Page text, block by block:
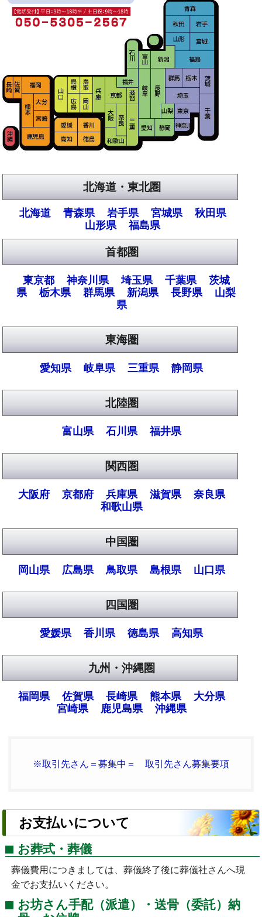
北海道・東北圏
北海道 青森県 岩手県 宮城県
秋田県
山形県
福島県
首都圏
東京都 神奈川県 埼玉県 千葉県
茨城
県
栃木県 群馬県 新潟県 長野県
山梨
県
東海圏
愛知県 岐阜県 三重県 静岡県
北陸圏
富山県 石川県 福井県
関西圏
大阪府 京都府 兵庫県 滋賀県
奈良県
和歌山県
中国圏
岡山県 広島県 鳥取県 島根県 山口県
四国圏
愛媛県 香川県 徳島県 高知県
九州・沖縄圏
福岡県 佐賀県 長崎県 熊本県
大分県
宮崎県
鹿児島県 沖縄県
※取引先さん＝募集中＝ 取引先さん募集要項
お支払いについて
お葬式・葬儀
葬儀費用につきましては、葬儀終了後に葬儀社さんへ現
金でお支払いください。
お坊さん手配（派遣）・送骨（委託）納